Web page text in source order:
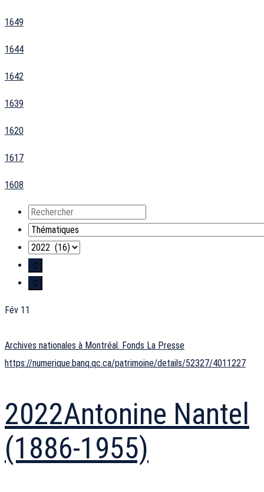
1649
1644
1642
1639
1620
1617
1608
Rechercher
Thématiques
Années
Fév 11
Archives nationales à Montréal. Fonds La Presse
https://numerique.banq.qc.ca/patrimoine/details/52327/4011227
2022Antonine Nantel
(1886-1955)